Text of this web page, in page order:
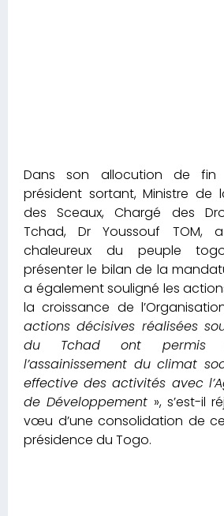
Dans son allocution de
président sortant, Ministre de
des Sceaux, Chargé des
Tchad, Dr Youssouf TOM,
chaleureux du peuple
présenter le bilan de la
a également souligné les
la croissance de
actions décisives réalisées
du Tchad ont permis
l’assainissement du climat
effective des activités avec
de Développement », s’est-il
vœu d’une consolidation de
présidence du Togo.